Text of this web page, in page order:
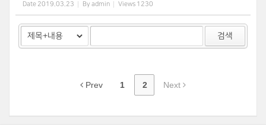
Date 2019.03.23 By admin Views 1230
검색
Prev 1 2 Next